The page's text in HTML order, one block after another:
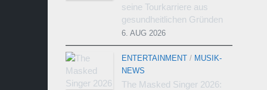
seine Tourkarriere aus
gesundheitlichen Gründen
6. AUG 2026
ENTERTAINMENT / MUSIK-
NEWS
The Masked Singer 2026: